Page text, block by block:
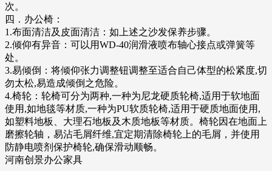
次。
四．办公椅：
1.布面清洁及皮面清洁：如上述之沙发保养步骤。
2.倾仰有异音：可以用WD-40润滑液喷布轴心接点或弹簧等
处。
3.易倾倒：将倾仰张力调整钮调整至适合自己体型的松紧度,切
勿太松,易造成倾倒之危险。
4.椅轮：轮椅可分为两种,一种为尼龙硬质轮椅,适用于软地面
使用,如地毯等材质,一种为PU软质轮椅,适用于硬质地面使用,
如塑料地板、大理石地板及木质地板等材质。椅轮因在地面上
磨擦轮轴，易沾毛屑纤维,宜定期清除椅轮上的毛屑，并使用
防静电喷剂保护椅轮,确保滑动顺畅。
河南创景办公家具